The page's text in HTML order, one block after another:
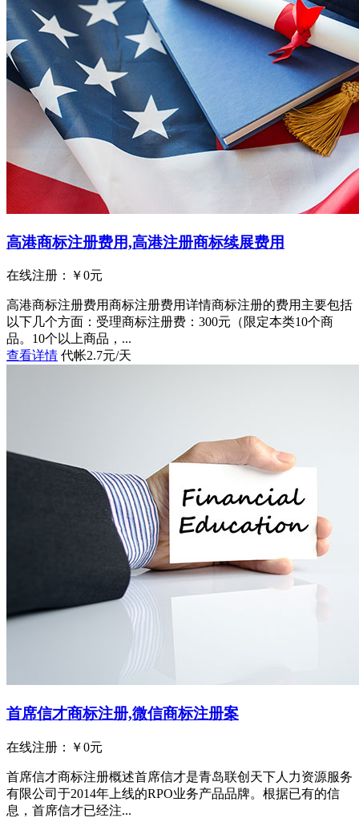
高港商标注册费用,高港注册商标续展费用
在线注册：￥0元
高港商标注册费用商标注册费用详情商标注册的费用主要包括
以下几个方面：受理商标注册费：300元（限定本类10个商
品。10个以上商品，...
查看详情 代帐2.7元/天
首席信才商标注册,微信商标注册案
在线注册：￥0元
首席信才商标注册概述首席信才是青岛联创天下人力资源服务
有限公司于2014年上线的RPO业务产品品牌。根据已有的信
息，首席信才已经注...